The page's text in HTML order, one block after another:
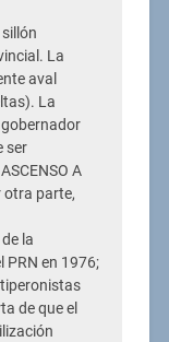
La
aval
La
gobernador
ser
A
otra parte,
la
PRN en 1976;
de que el